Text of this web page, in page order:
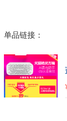
单品链接：